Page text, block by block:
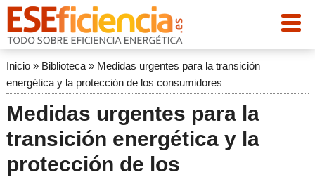
Inicio» Biblioteca» Medidas urgentes para la transición
energética y la protección de los consumidores
Medidas urgentes para la
transición energética y la
protección de los